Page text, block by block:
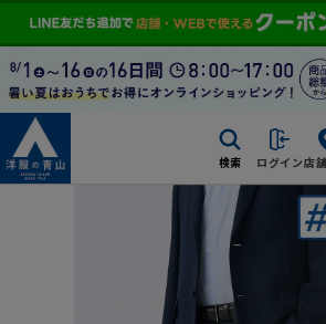
検索 ログイン店